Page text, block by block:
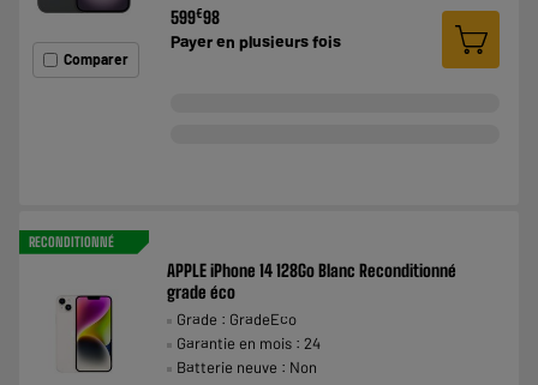
Comparer
599€98
Payer en plusieurs fois
RECONDITIONNÉ
APPLE iPhone 14 128Go Blanc Reconditionné
grade éco
Grade : GradeEco
Garantie en mois : 24
Batterie neuve : Non